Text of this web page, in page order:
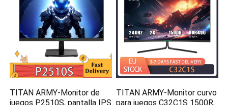
TITAN ARMY-Monitor de
juegos P2510S, pantalla IPS
TITAN ARMY-Monitor curvo
para juegos C32C1S 1500R,